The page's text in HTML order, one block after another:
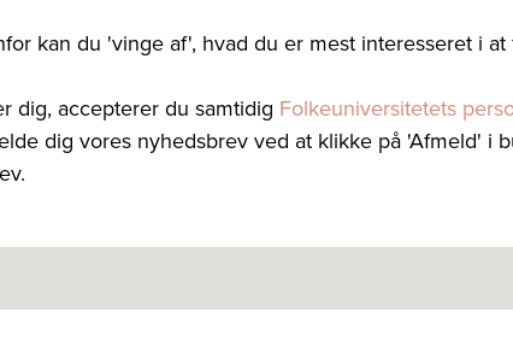
kan du 'vinge af', hvad du er mest interesseret i
dig, accepterer du samtidig Folkeuniversitetets
dig vores nyhedsbrev ved at klikke på 'Afmeld' i